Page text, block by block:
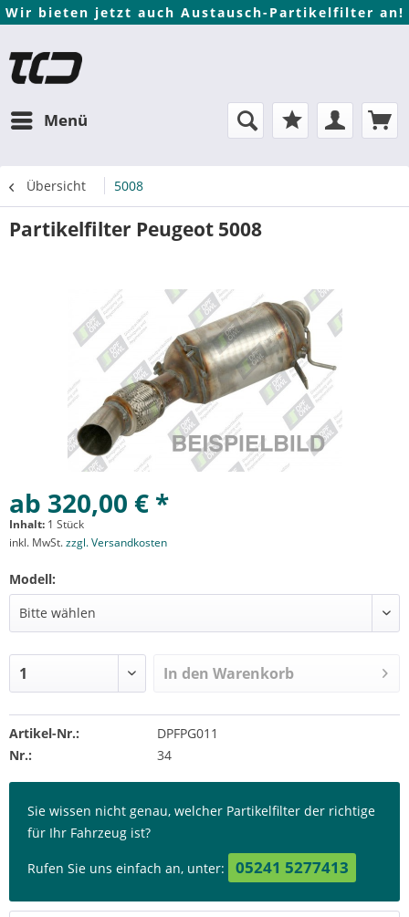
Wir bieten jetzt auch Austausch-Partikelfilter an!
Menü
Übersicht 5008
Partikelfilter Peugeot 5008
ab 320,00 € *
Inhalt: 1 Stück
inkl. MwSt.zzgl. Versandkosten
Modell:
In den Warenkorb
Artikel-Nr.:
DPFPG011
Nr.:
34
Sie wissen nicht genau, welcher Partikelfilter der richtige
für Ihr Fahrzeug ist?
Rufen Sie uns einfach an, unter: 05241 5277413